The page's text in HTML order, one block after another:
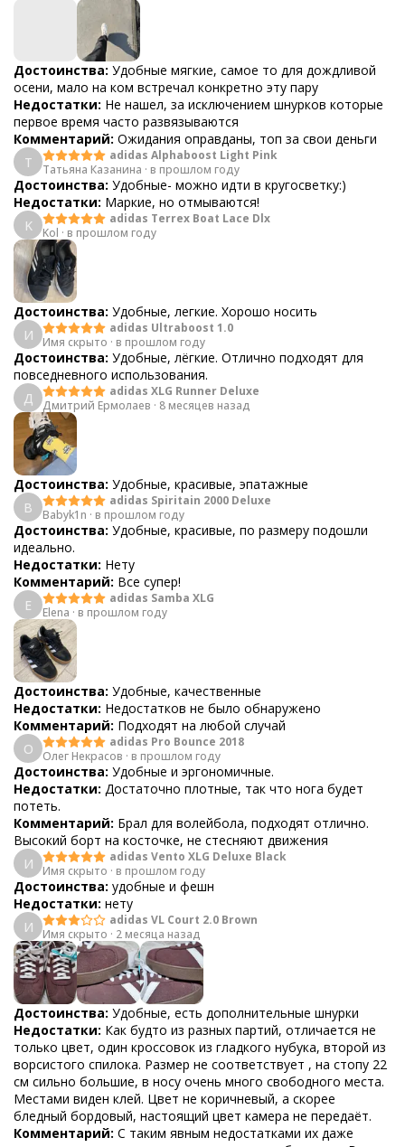
Достоинства: Удобные мягкие, самое то для дождливой
осени, мало на ком встречал конкретно эту пару
Недостатки: Не нашел, за исключением шнурков которые
первое время часто развязываются
Комментарий: Ожидания оправданы, топ за свои деньги
Т
adidas Alphaboost Light Pink
Татьяна Казанина · в прошлом году
Достоинства: Удобные- можно идти в кругосветку:)
Недостатки: Маркие, но отмываются!
K
adidas Terrex Boat Lace Dlx
Kol · в прошлом году
Достоинства: Удобные, легкие. Хорошо носить
И
adidas Ultraboost 1.0
Имя скрыто · в прошлом году
Достоинства: Удобные, лёгкие. Отлично подходят для
повседневного использования.
Д
adidas XLG Runner Deluxe
Дмитрий Ермолаев · 8 месяцев назад
Достоинства: Удобные, красивые, эпатажные
B
adidas Spiritain 2000 Deluxe
Babyk1n · в прошлом году
Достоинства: Удобные, красивые, по размеру подошли
идеально.
Недостатки: Нету
Комментарий: Все супер!
E
adidas Samba XLG
Elena · в прошлом году
Достоинства: Удобные, качественные
Недостатки: Недостатков не было обнаружено
Комментарий: Подходят на любой случай
О
adidas Pro Bounce 2018
Олег Некрасов · в прошлом году
Достоинства: Удобные и эргономичные.
Недостатки: Достаточно плотные, так что нога будет
потеть.
Комментарий: Брал для волейбола, подходят отлично.
Высокий борт на косточке, не стесняют движения
И
adidas Vento XLG Deluxe Black
Имя скрыто · в прошлом году
Достоинства: удобные и фешн
Недостатки: нету
И
adidas VL Court 2.0 Brown
Имя скрыто · 2 месяца назад
Достоинства: Удобные, есть дополнительные шнурки
Недостатки: Как будто из разных партий, отличается не
только цвет, один кроссовок из гладкого нубука, второй из
ворсистого спилока. Размер не соответствует , на стопу 22
см сильно большие, в носу очень много свободного места.
Местами виден клей. Цвет не коричневый, а скорее
бледный бордовый, настоящий цвет камера не передаёт.
Комментарий: С таким явным недостатками их даже